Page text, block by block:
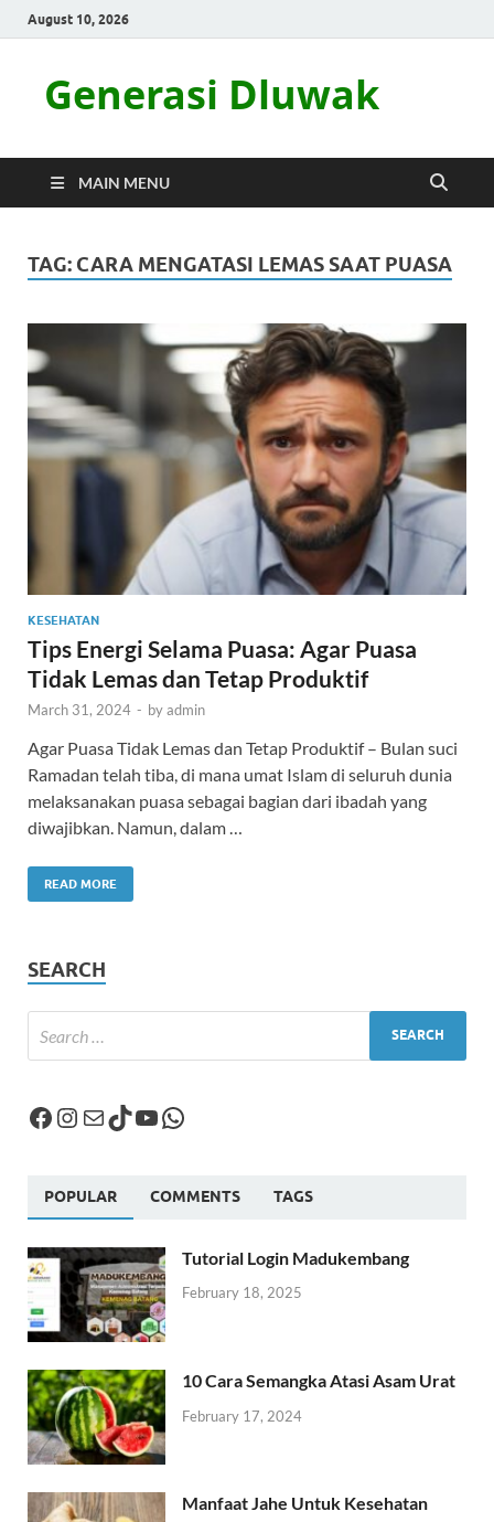
August 10, 2026
Generasi Dluwak
MAIN MENU
TAG: CARA MENGATASI LEMAS SAAT PUASA
KESEHATAN
Tips Energi Selama Puasa: Agar Puasa
Tidak Lemas dan Tetap Produktif
March 31, 2024 - byadmin
Agar Puasa Tidak Lemas dan Tetap Produktif – Bulan suci
Ramadan telah tiba, di mana umat Islam di seluruh dunia
melaksanakan puasa sebagai bagian dari ibadah yang
diwajibkan. Namun, dalam …
READ MORE
SEARCH
POPULAR COMMENTS TAGS
Tutorial Login Madukembang
February 18, 2025
10 Cara Semangka Atasi Asam Urat
February 17, 2024
Manfaat Jahe Untuk Kesehatan